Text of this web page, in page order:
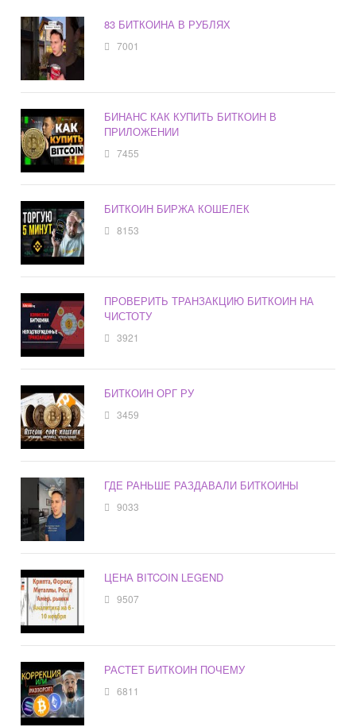
83 БИТКОИНА В РУБЛЯХ
7001
БИНАНС КАК КУПИТЬ БИТКОИН В
ПРИЛОЖЕНИИ
7455
БИТКОИН БИРЖА КОШЕЛЕК
8153
ПРОВЕРИТЬ ТРАНЗАКЦИЮ БИТКОИН НА
ЧИСТОТУ
3921
БИТКОИН ОРГ РУ
3459
ГДЕ РАНЬШЕ РАЗДАВАЛИ БИТКОИНЫ
9033
ЦЕНА BITCOIN LEGEND
9507
РАСТЕТ БИТКОИН ПОЧЕМУ
6811